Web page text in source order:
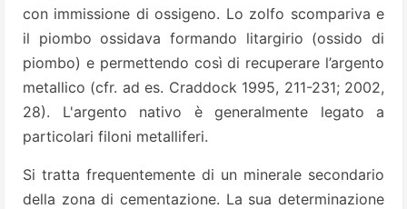
con immissione di ossigeno. Lo zolfo scompariva e
il piombo ossidava formando litargirio (ossido di
piombo) e permettendo così di recuperare l’argento
metallico (cfr. ad es. Craddock 1995, 211-231; 2002,
28). L'argento nativo è generalmente legato a
particolari filoni metalliferi.
Si tratta frequentemente di un minerale secondario
della zona di cementazione. La sua determinazione